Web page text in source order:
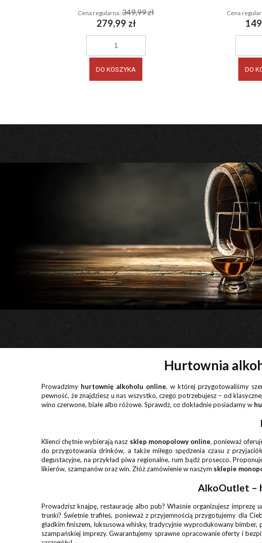
279,99 zł
Cena regularna: 349,99 zł
DO KOSZYKA
Cena
DO
Hurtownia
Prowadzimy hurtownię alkoholu online, w której przygotowaliśmy
pewność, że znajdziesz u nas wszystko, czego potrzebujesz – od
wino czerwone, białe albo różowe. Sprawdź, co dokładnie posiadamy w
Klienci chętnie wybierają nasz sklep monopolowy online, ponieważ
do przygotowania drinków, a także miłego spędzenia czasu z
degustacyjne, na przykład piwa regionalne, rum bądź prosecco.
likierów, szampanów oraz win. Złóż zamówienie w naszym sklepie
AlkoOutlet –
Prowadzisz knajpę, restaurację albo pub? Właśnie organizujesz imprezę
trunki? Świetnie trafiłeś, ponieważ z przyjemnością przygotujemy dla
gładkim finiszem, luksusowa whisky, tradycyjnie wyprodukowany bimber,
szampańskiej imprezy. Gwarantujemy sprawne opracowanie oferty i